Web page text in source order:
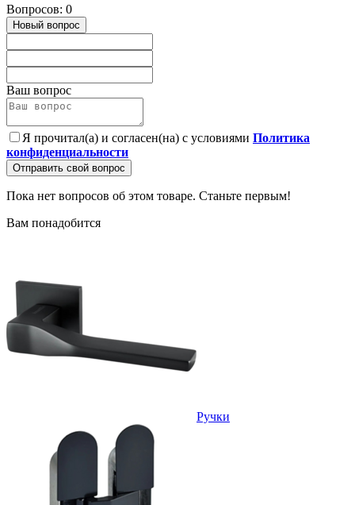
Вопросов: 0
Новый вопрос
Ваш вопрос
Я прочитал(а) и согласен(на) с условиями Политика
конфиденциальности
Отправить свой вопрос
Пока нет вопросов об этом товаре. Станьте первым!
Вам понадобится
Ручки